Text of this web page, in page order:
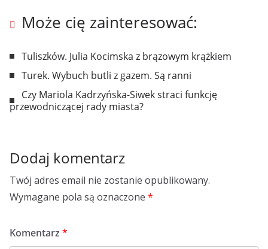
Może cię zainteresować:
Tuliszków. Julia Kocimska z brązowym krążkiem
Turek. Wybuch butli z gazem. Są ranni
Czy Mariola Kadrzyńska-Siwek straci funkcję
przewodniczącej rady miasta?
Dodaj komentarz
Twój adres email nie zostanie opublikowany.
Wymagane pola są oznaczone *
Komentarz *